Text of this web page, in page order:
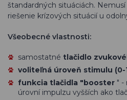
štandardných situáciách.
riešenie krízových situácií u
Všeobecné vlastnosti:
samostatné tlačidlo
voliteľná úroveň stimulu (0-
funkcia tlačidla "booster " -
úrovní impulzu vyšších ako